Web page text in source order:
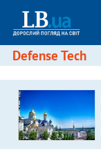
Defense Tech